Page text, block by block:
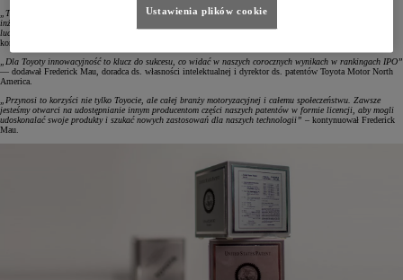
„Toyota systematycznie zwiększa inwestycje w innowacje, aby przyspieszyć elektryfikację transportu. Nasi
inżynierowie i naukowcy wciąż szukają nowych pomysłów, by Toyota mogła teraz i w przyszłości zapewnić
ludziom jak najlepszą mobilność”
– podkreślała Sandra Phillips-Rogers, wiceprezes ds. zasobów
korporacyjnych i dyrektor ds. prawnych Toyota Motor North America.
„Dla Toyoty innowacyjność to klucz do sukcesu, co widać w naszych corocznych wynikach w rankingach IPO”
— dodawał Frederick Mau, doradca ds. własności intelektualnej i dyrektor ds. patentów Toyota Motor North
America.
„Przynosi to korzyści nie tylko Toyocie, ale całej branży motoryzacyjnej i całemu społeczeństwu. Zawsze
jesteśmy otwarci na udostępnianie innym producentom części naszych patentów w formie licencji, aby mogli
udoskonalać swoje produkty i szukać nowych zastosowań dla naszych technologii” – kontynuował Frederick
Mau.
Ustawienia plików cookie